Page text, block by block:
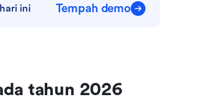
ini Tempah demo
tahun 2026